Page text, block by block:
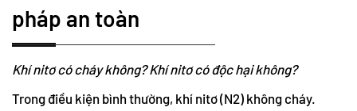
pháp an toàn
Khí nitơ có cháy không? Khí nitơ có độc hại không?
Trong điều kiện bình thường, khí nitơ (N2) không cháy.